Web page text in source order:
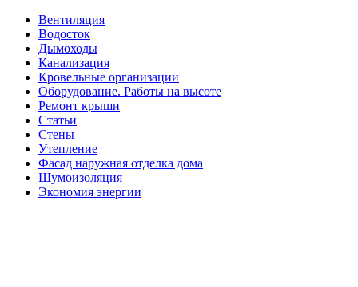
Вентиляция
Водосток
Дымоходы
Канализация
Кровельные организации
Оборудование. Работы на высоте
Ремонт крыши
Статьи
Стены
Утепление
Фасад наружная отделка дома
Шумоизоляция
Экономия энергии